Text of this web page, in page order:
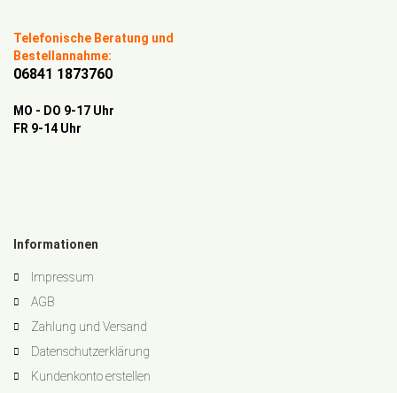
Telefonische Beratung und
Bestellannahme:
06841 1873760
MO - DO 9-17 Uhr
FR 9-14 Uhr
Informationen
Impressum
AGB
Zahlung und Versand
Datenschutzerklärung
Kundenkonto erstellen